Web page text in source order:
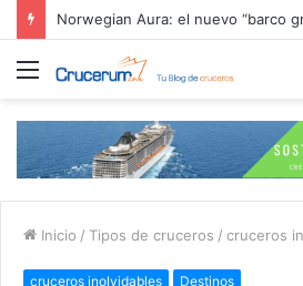
Menú
Inicio / Tipos de cruceros / cruceros
cruceros inolvidables Destinos